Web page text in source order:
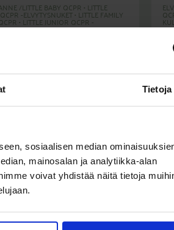
Tietoja
sosiaalisen median
mainosalan ja analytiikka-alan
voivat yhdistää näitä tietoja
/LITTLE BABY QCPR • LITTLE
-ELVYTYSNUKET•LITTLE FAMILY
• LITTLE JUNIOR QCPR -
•PUHDISTUS JA DESINFIOINTI•